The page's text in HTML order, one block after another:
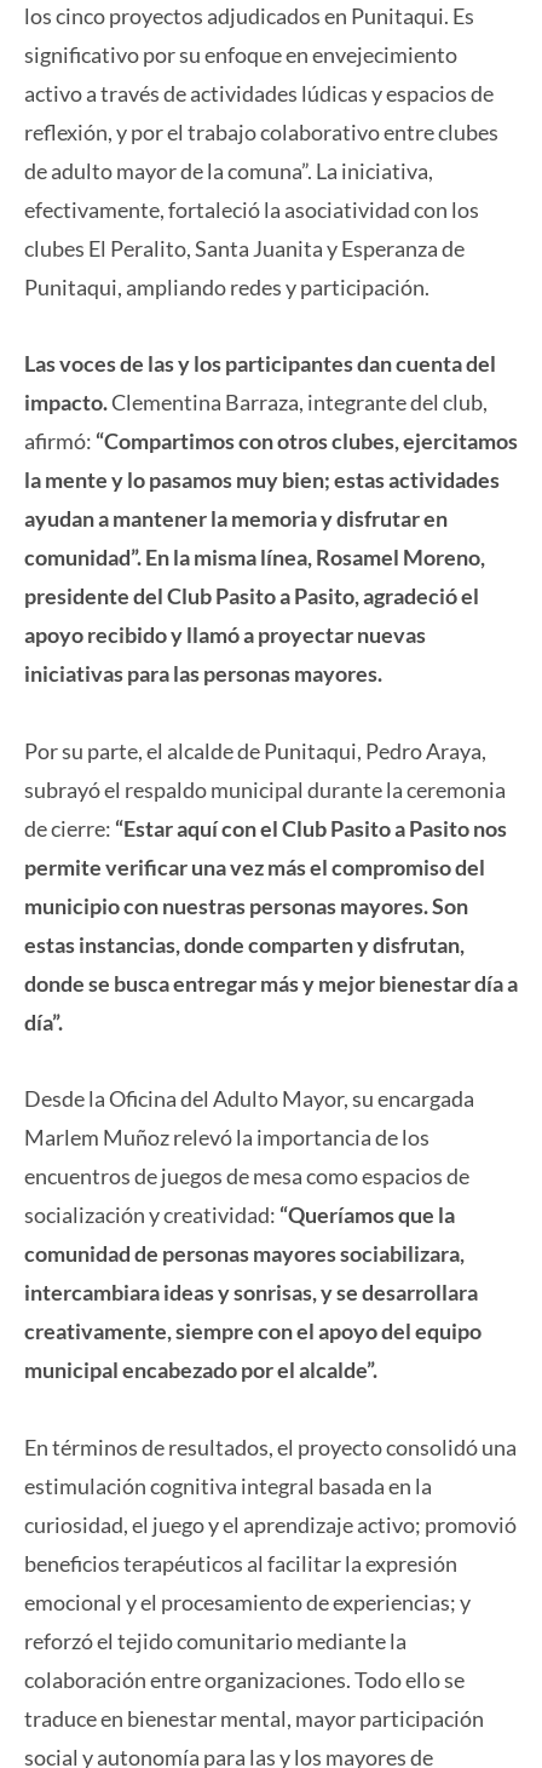
los cinco proyectos adjudicados en Punitaqui. Es
significativo por su enfoque en envejecimiento
activo a través de actividades lúdicas y espacios de
reflexión, y por el trabajo colaborativo entre clubes
de adulto mayor de la comuna”. La iniciativa,
efectivamente, fortaleció la asociatividad con los
clubes El Peralito, Santa Juanita y Esperanza de
Punitaqui, ampliando redes y participación.
Las voces de las y los participantes dan cuenta del
impacto.Clementina Barraza, integrante del club,
afirmó: “Compartimos con otros clubes, ejercitamos
la mente y lo pasamos muy bien; estas actividades
ayudan a mantener la memoria y disfrutar en
comunidad”. En la misma línea, Rosamel Moreno,
presidente del Club Pasito a Pasito, agradeció el
apoyo recibido y llamó a proyectar nuevas
iniciativas para las personas mayores.
Por su parte, el alcalde de Punitaqui, Pedro Araya,
subrayó el respaldo municipal durante la ceremonia
de cierre: “Estar aquí con el Club Pasito a Pasito nos
permite verificar una vez más el compromiso del
municipio con nuestras personas mayores. Son
estas instancias, donde comparten y disfrutan,
donde se busca entregar más y mejor bienestar día a
día”.
Desde la Oficina del Adulto Mayor, su encargada
Marlem Muñoz relevó la importancia de los
encuentros de juegos de mesa como espacios de
socialización y creatividad: “Queríamos que la
comunidad de personas mayores sociabilizara,
intercambiara ideas y sonrisas, y se desarrollara
creativamente, siempre con el apoyo del equipo
municipal encabezado por el alcalde”.
En términos de resultados, el proyecto consolidó una
estimulación cognitiva integral basada en la
curiosidad, el juego y el aprendizaje activo; promovió
beneficios terapéuticos al facilitar la expresión
emocional y el procesamiento de experiencias; y
reforzó el tejido comunitario mediante la
colaboración entre organizaciones. Todo ello se
traduce en bienestar mental, mayor participación
social y autonomía para las y los mayores de